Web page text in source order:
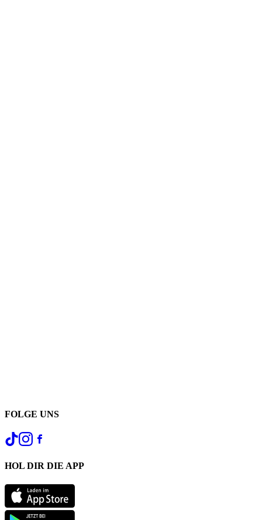
FOLGE UNS
HOL DIR DIE APP